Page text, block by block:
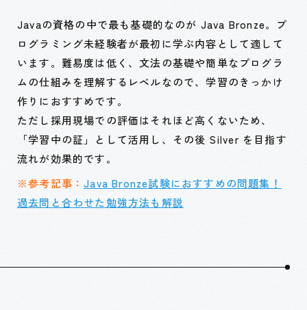
Javaの資格の中で最も基礎的なのが Java Bronze。プ
ログラミング未経験者が最初に学ぶ内容として適して
います。難易度は低く、文法の基礎や簡単なプログラ
ムの仕組みを理解するレベルなので、学習のきっかけ
作りにおすすめです。
ただし採用現場での評価はそれほど高くないため、
「学習中の証」として活用し、その後 Silver を目指す
流れが効果的です。
※参考記事：Java Bronze試験におすすめの問題集！
過去問と合わせた勉強方法も解説